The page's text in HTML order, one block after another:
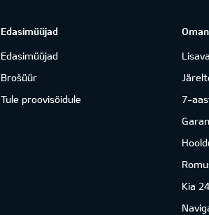
Edasimüüjad
Edasimüüjad
Brošüür
Tule proovisõidule
7-
Kia